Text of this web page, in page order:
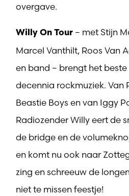
overgave.
Willy On Tour – met Stijn
Marcel Vanthilt, Roos Van
en band – brengt het
decennia rockmuziek. Van
Beastie Boys en van Iggy
Radiozender Willy eert de
de bridge en de
en komt nu ook naar
zing en schreeuw de
niet te missen feestje!